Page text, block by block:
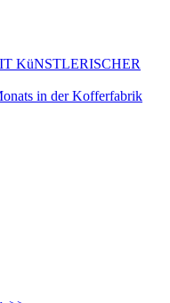
KüNSTLERISCHER
in der Kofferfabrik